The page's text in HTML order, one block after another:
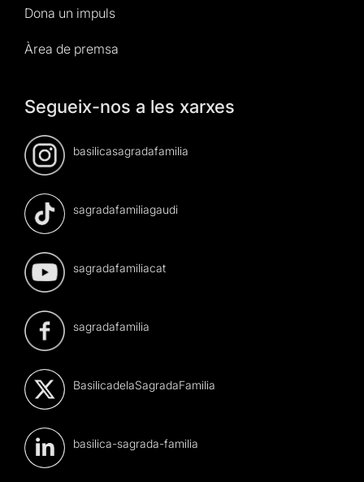
Dona un impuls
Àrea de premsa
Segueix-nos a les xarxes
basilicasagradafamilia
sagradafamiliagaudi
sagradafamiliacat
sagradafamilia
BasilicadelaSagradaFamilia
basilica-sagrada-familia